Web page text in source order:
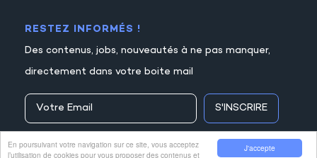
J'accepte
En poursuivant votre navigation sur ce site, vous acceptez
l’utilisation de cookies pour vous proposer des contenus et
RESTEZ INFORMÉS !
Des contenus, jobs, nouveautés à ne pas manquer,
directement dans votre boite mail
S'INSCRIRE